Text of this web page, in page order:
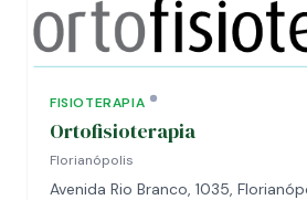
FISIOTERAPIA
Ortofisioterapia
Florianópolis
Avenida Rio Branco, 1035,